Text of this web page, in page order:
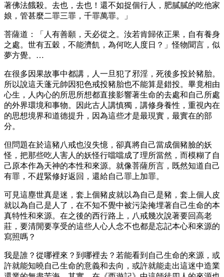
著佛法餓殺。去也，去也！還不如捉個行人，肥膩膩的吃他家
娘，管甚麼二罪三罪，千罪萬罪。」
菩薩道：「人有善願，天必從之。汝若肯歸依正果，自有養身
之處。世有五穀，不能濟飢，為何吃人度日？」怪物聞言，似
夢方覺。…
在很多因果故事中都講，人一旦犯了邪淫，死後多投於豬胎。
所以說這天蓬元帥因犯色戒投豬胎也不能算是錯投。畢竟相由
心生，人內心的所思所想都直接影響著生命的去處和自己所處
的外界環境和事物。因此古人講慎獨，講修身養性，重視內在
的思想境界和道德提升，因為這些才是最現實，最實在的部
分。
但問題在於這豬八戒也沒失憶，卻真將自己當成個豬臉的妖
怪，把那些吃人害人的妖怪行噹噹成了理所當然，而模糊了自
己原本作為天神的本性和來源。就像菩薩所言，既然知道自己
有罪，不趕緊修好返回，還給自己罪上加罪。
可見這塵世真是迷，套上個豬皮就以為自己是豬，套上個人皮
就以為自己是人了，在不知不覺中被污染掩埋著自己生命的本
真特性和來源。在之後的西行路上，八戒幾次說著要回高老
莊，要清閒要享受的這些人心人念不也都是忘記本心和來源的
寫照嗎？
我是誰？從哪裡來？到哪裡去？若能看到自己生命的來源，或
許就能知曉自己生命的意義和去向，或許就能走出這迷中造業